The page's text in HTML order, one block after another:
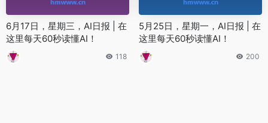
6月17日，星期三，AI日报 | 在
这里每天60秒读懂AI！
118
5月25日，星期一，AI日报 | 在
这里每天60秒读懂AI！
200